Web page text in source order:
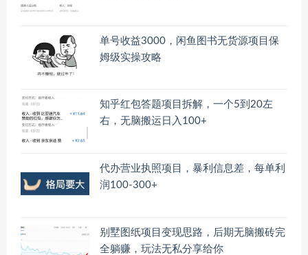
单号收益3000，闲鱼图书无货源项目保
姆级实操攻略
知乎红包答题项目拆解，一个5到20左
右，无脑搬运日入100+
代办营业执照项目，暴利信息差，每单利
润100-300+
别墅图纸项目变现思路，后期无脑搬砖完
全躺赚，玩法无私分享给你